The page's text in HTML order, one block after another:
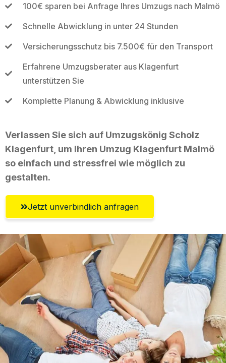
100€ sparen bei Anfrage Ihres Umzugs nach Malmö
Schnelle Abwicklung in unter 24 Stunden
Versicherungsschutz bis 7.500€ für den Transport
Erfahrene Umzugsberater aus Klagenfurt
unterstützen Sie
Komplette Planung & Abwicklung inklusive
Verlassen Sie sich auf Umzugskönig Scholz
Klagenfurt, um Ihren Umzug Klagenfurt Malmö
so einfach und stressfrei wie möglich zu
gestalten.
Jetzt unverbindlich anfragen